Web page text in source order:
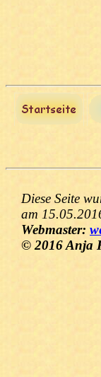
Diese Seite
am
Webmaster:
© 2016 Anja